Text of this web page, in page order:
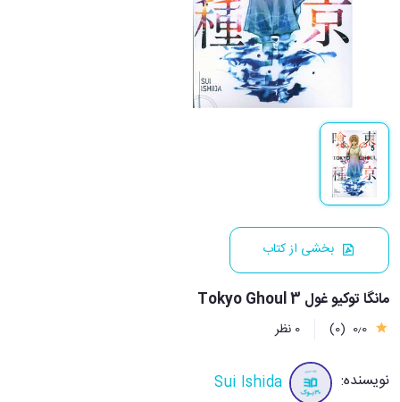
بخشی از کتاب
مانگا توکیو غول Tokyo Ghoul 3
0٫0 (0) 0 نظر
نویسنده: Sui Ishida